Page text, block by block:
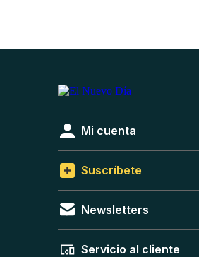
Mi cuenta
Suscríbete
Newsletters
Servicio al cliente